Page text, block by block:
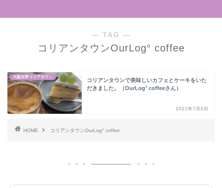
― TAG ―
コリアンタウンOurLog° coffee
大阪生野コリアタウン
コリアンタウンで美味しいカフェとケーキをいた
だきました。（OurLog° coffeeさん）
2021年7月6日
HOME コリアンタウンOurLog° coffee